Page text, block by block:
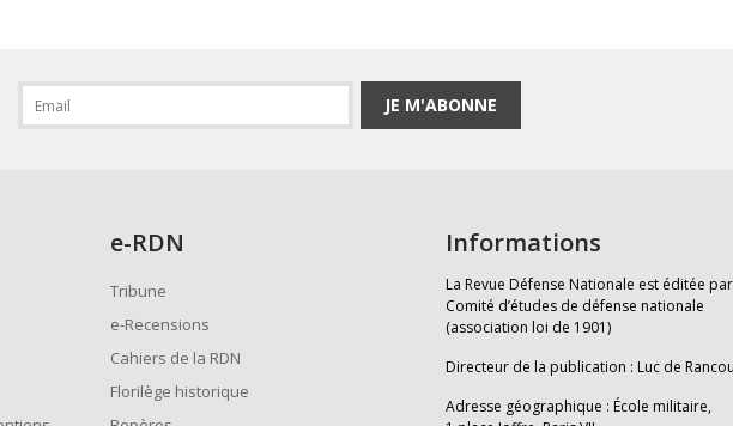
JE M'ABONNE
e-RDN
Tribune
e-Recensions
Cahiers de la RDN
Florilège historique
Informations
La Revue Défense Nationale est éditée
Comité d’études de défense nationale
(association loi de 1901)
Directeur de la publication : Luc de
Adresse géographique : École militaire,